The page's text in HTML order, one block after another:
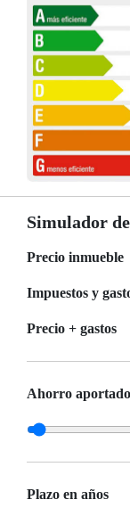
Simulador
Precio inmueble
Impuestos y
Precio + gastos
Ahorro aportado
Plazo en años